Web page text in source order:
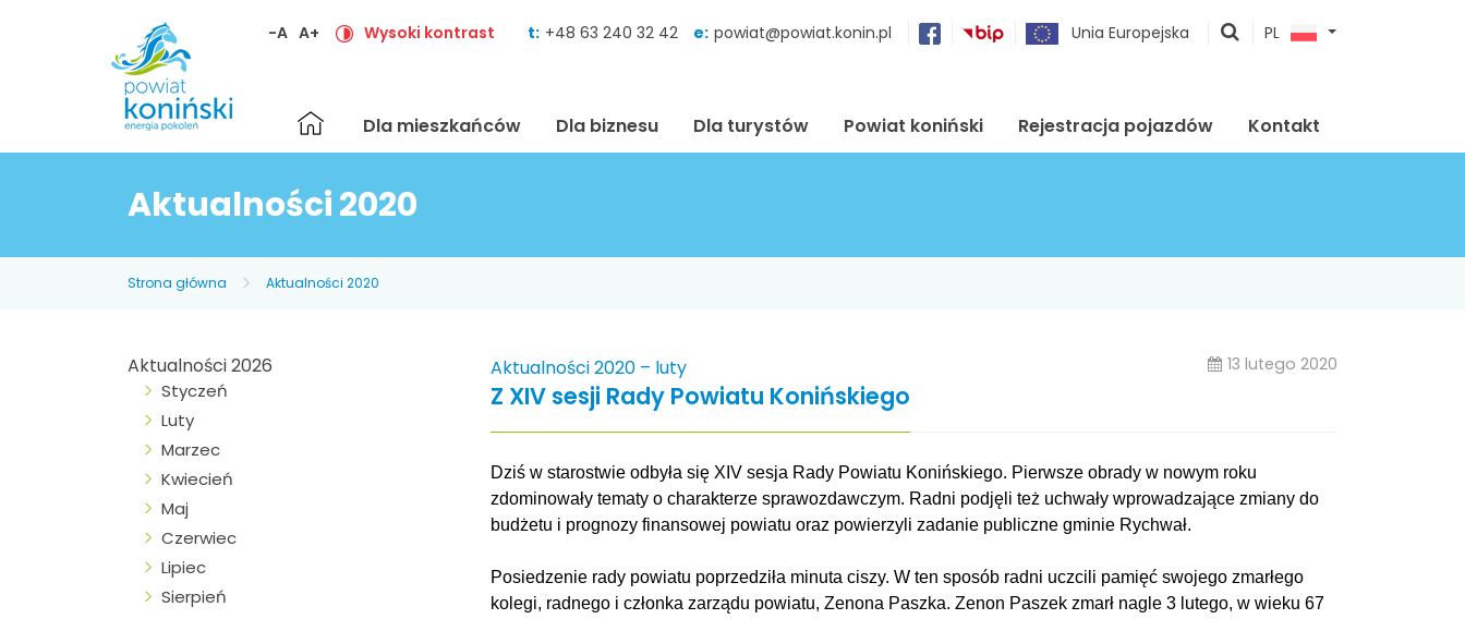
-A A+ Wysoki kontrast t: +48 63 240 32 42 e: powiat@powiat.konin.pl Unia Europejska
pokaż
PL
Strona
główna
Dla mieszkańców Dla biznesu Dla turystów Powiat koniński Rejestracja pojazdów Kontakt
Aktualności 2020
Strona główna Aktualności 2020
Aktualności 2026
Styczeń
Luty
Marzec
Kwiecień
Maj
Czerwiec
Lipiec
Sierpień
Aktualności 2020 – luty 13 lutego 2020
Z XIV sesji Rady Powiatu Konińskiego
Dziś w starostwie odbyła się XIV sesja Rady Powiatu Konińskiego. Pierwsze obrady w nowym roku
zdominowały tematy o charakterze sprawozdawczym. Radni podjęli też uchwały wprowadzające zmiany do
budżetu i prognozy finansowej powiatu oraz powierzyli zadanie publiczne gminie Rychwał.
Posiedzenie rady powiatu poprzedziła minuta ciszy. W ten sposób radni uczcili pamięć swojego zmarłego
kolegi, radnego i członka zarządu powiatu, Zenona Paszka. Zenon Paszek zmarł nagle 3 lutego, w wieku 67